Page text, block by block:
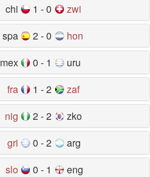
chi 1 - 0
zwi
spa 2 - 0
hon
mex 0 - 1
uru
fra 1 - 2
zaf
nig 2 - 2
zko
gri 0 - 2
arg
slo 0 - 1
eng